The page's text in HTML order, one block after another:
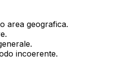
area geografica.
incoerente.